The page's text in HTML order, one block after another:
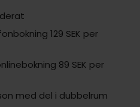
129 SEK per
89 SEK per
med del i dubbelrum